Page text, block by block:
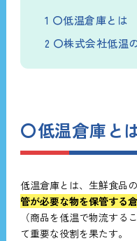
1 〇低温倉庫とは
2 〇株式会社低温
〇低温倉庫と
低温倉庫とは、生鮮食品の
管が必要な物を保管する
（商品を低温で物流する
て重要な役割を果たす。